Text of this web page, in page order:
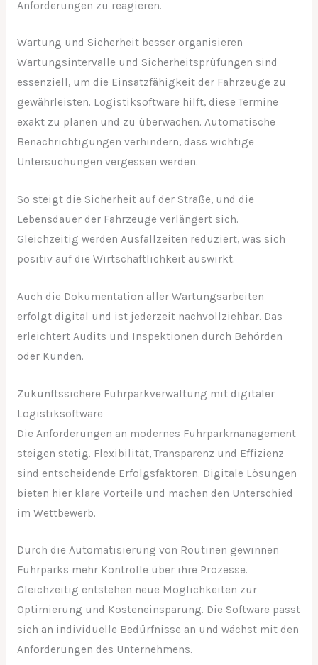
Anforderungen zu reagieren.
Wartung und Sicherheit besser organisieren
Wartungsintervalle und Sicherheitsprüfungen sind
essenziell, um die Einsatzfähigkeit der Fahrzeuge zu
gewährleisten. Logistiksoftware hilft, diese Termine
exakt zu planen und zu überwachen. Automatische
Benachrichtigungen verhindern, dass wichtige
Untersuchungen vergessen werden.
So steigt die Sicherheit auf der Straße, und die
Lebensdauer der Fahrzeuge verlängert sich.
Gleichzeitig werden Ausfallzeiten reduziert, was sich
positiv auf die Wirtschaftlichkeit auswirkt.
Auch die Dokumentation aller Wartungsarbeiten
erfolgt digital und ist jederzeit nachvollziehbar. Das
erleichtert Audits und Inspektionen durch Behörden
oder Kunden.
Zukunftssichere Fuhrparkverwaltung mit digitaler
Logistiksoftware
Die Anforderungen an modernes Fuhrparkmanagement
steigen stetig. Flexibilität, Transparenz und Effizienz
sind entscheidende Erfolgsfaktoren. Digitale Lösungen
bieten hier klare Vorteile und machen den Unterschied
im Wettbewerb.
Durch die Automatisierung von Routinen gewinnen
Fuhrparks mehr Kontrolle über ihre Prozesse.
Gleichzeitig entstehen neue Möglichkeiten zur
Optimierung und Kosteneinsparung. Die Software passt
sich an individuelle Bedürfnisse an und wächst mit den
Anforderungen des Unternehmens.